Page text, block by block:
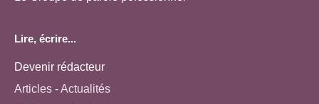
Lire, écrire...
Devenir rédacteur
Articles - Actualités